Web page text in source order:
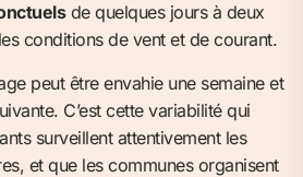
de quelques jours à deux
conditions de vent et de courant.
peut être envahie une semaine et
C’est cette variabilité qui
surveillent attentivement les
et que les communes organisent